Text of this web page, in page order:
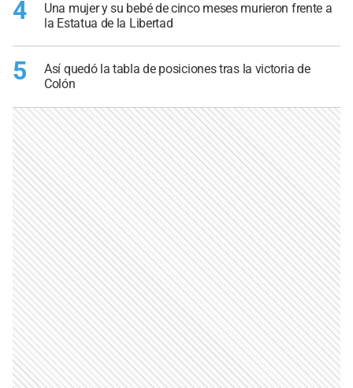
4
Una mujer y su bebé de cinco meses murieron frente a
la Estatua de la Libertad
5
Así quedó la tabla de posiciones tras la victoria de
Colón